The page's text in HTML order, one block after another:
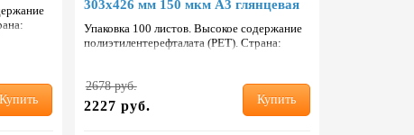
Купить
303х426 мм 150 мкм А3 глянцевая
Упаковка 100 листов. Высокое содержание
полиэтилентерефталата (PET). Страна:
2678 руб.
2227 руб. Купить